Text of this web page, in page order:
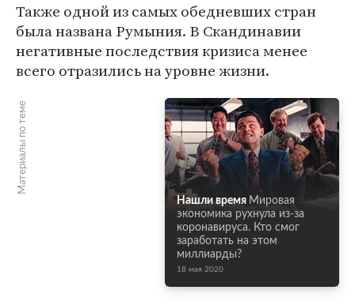
Также одной из самых обедневших стран
была названа Румыния. В Скандинавии
негативные последствия кризиса менее
всего отразились на уровне жизни.
Материалы по теме
Нашли время Мировая
экономика рухнула из-за
коронавируса. Кто смог
заработать на этом
миллиарды?
18 мая 2020